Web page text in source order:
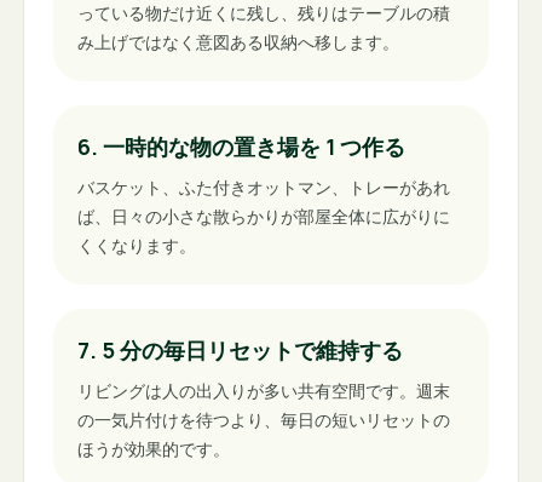
っている物だけ近くに残し、残りはテーブルの積
み上げではなく意図ある収納へ移します。
6. 一時的な物の置き場を 1 つ作る
バスケット、ふた付きオットマン、トレーがあれ
ば、日々の小さな散らかりが部屋全体に広がりに
くくなります。
7. 5 分の毎日リセットで維持する
リビングは人の出入りが多い共有空間です。週末
の一気片付けを待つより、毎日の短いリセットの
ほうが効果的です。